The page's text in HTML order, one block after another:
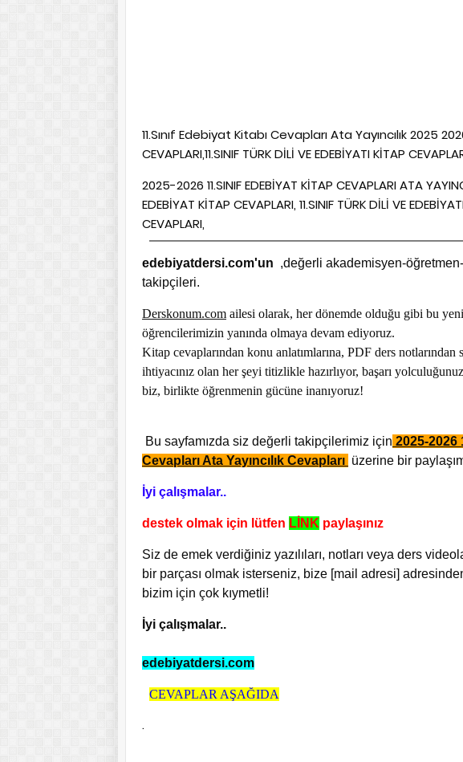
11.Sınıf Edebiyat Kitabı Cevapları Ata Yayıncılık 2025
CEVAPLARI,11.SINIF TÜRK DİLİ VE EDEBİYATI KİTAP
2025-2026 11.SINIF EDEBİYAT KİTAP CEVAPLARI ATA
EDEBİYAT KİTAP CEVAPLARI, 11.SINIF TÜRK DİLİ VE
CEVAPLARI,
edebiyatdersi.com'un ,değerli akademisyen-
takipçileri.
Derskonum.com ailesi olarak, her dönemde olduğu gibi bu
öğrencilerimizin yanında olmaya devam ediyoruz.
Kitap cevaplarından konu anlatımlarına, PDF ders notlarından
ihtiyacınız olan her şeyi titizlikle hazırlıyor, başarı
biz, birlikte öğrenmenin gücüne inanıyoruz!
Bu sayfamızda siz değerli takipçilerimiz için 2025-2026
Cevapları Ata Yayıncılık Cevapları üzerine bir
İyi çalışmalar..
destek olmak için lütfen LİNK paylaşınız
Siz de emek verdiğiniz yazılıları, notları veya ders
bir parçası olmak isterseniz, bize [mail adresi]
bizim için çok kıymetli!
İyi çalışmalar..
edebiyatdersi.com
CEVAPLAR AŞAĞIDA
.